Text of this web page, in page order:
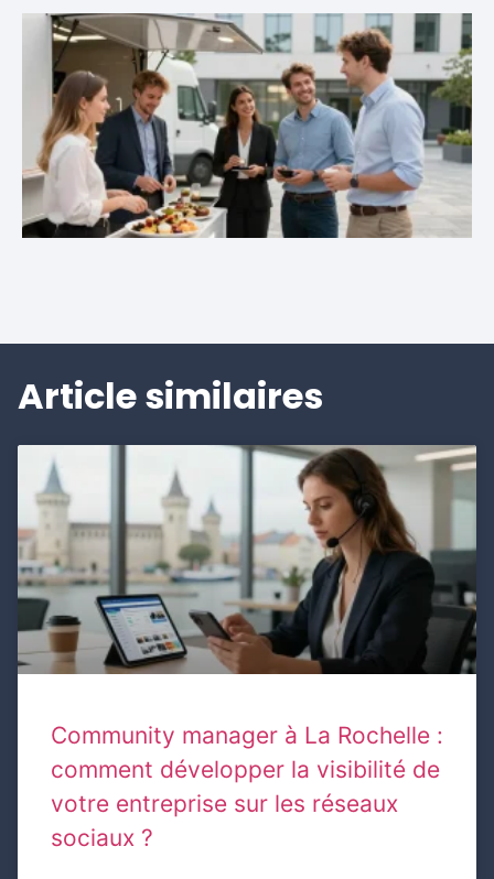
Article similaires
Community manager à La Rochelle :
comment développer la visibilité de
votre entreprise sur les réseaux
sociaux ?